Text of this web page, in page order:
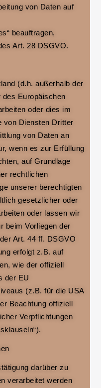
von Daten auf
beauftragen,
Art. 28 DSGVO.
(d.h. außerhalb der
des Europäischen
oder dies im
von Diensten Dritter
von Daten an
wenn es zur Erfüllung
auf Grundlage
rechtlichen
unserer berechtigten
gesetzlicher oder
oder lassen wir
beim Vorliegen der
Art. 44 ff. DSGVO
erfolgt z.B. auf
wie der offiziell
der EU
(z.B. für die USA
Beachtung offiziell
Verpflichtungen
darüber zu
verarbeitet werden